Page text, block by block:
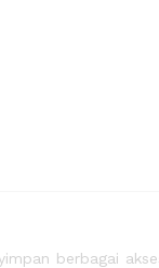
berbagai